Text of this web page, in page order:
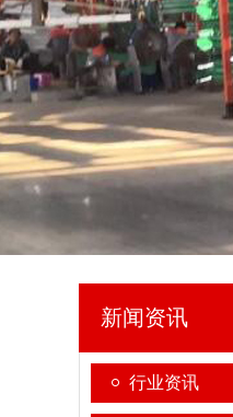
新闻资讯
行业资讯